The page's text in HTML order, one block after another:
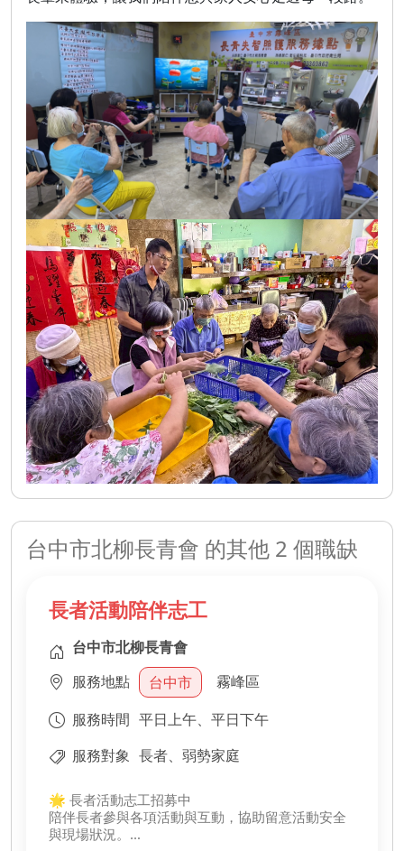
台中市北柳長青會 的其他 2 個職缺
長者活動陪伴志工
台中市北柳長青會
服務地點
台中市
霧峰區
服務時間 平日上午、平日下午
服務對象 長者、弱勢家庭
🌟 長者活動志工招募中
陪伴長者參與各項活動與互動，協助留意活動安全
與現場狀況。